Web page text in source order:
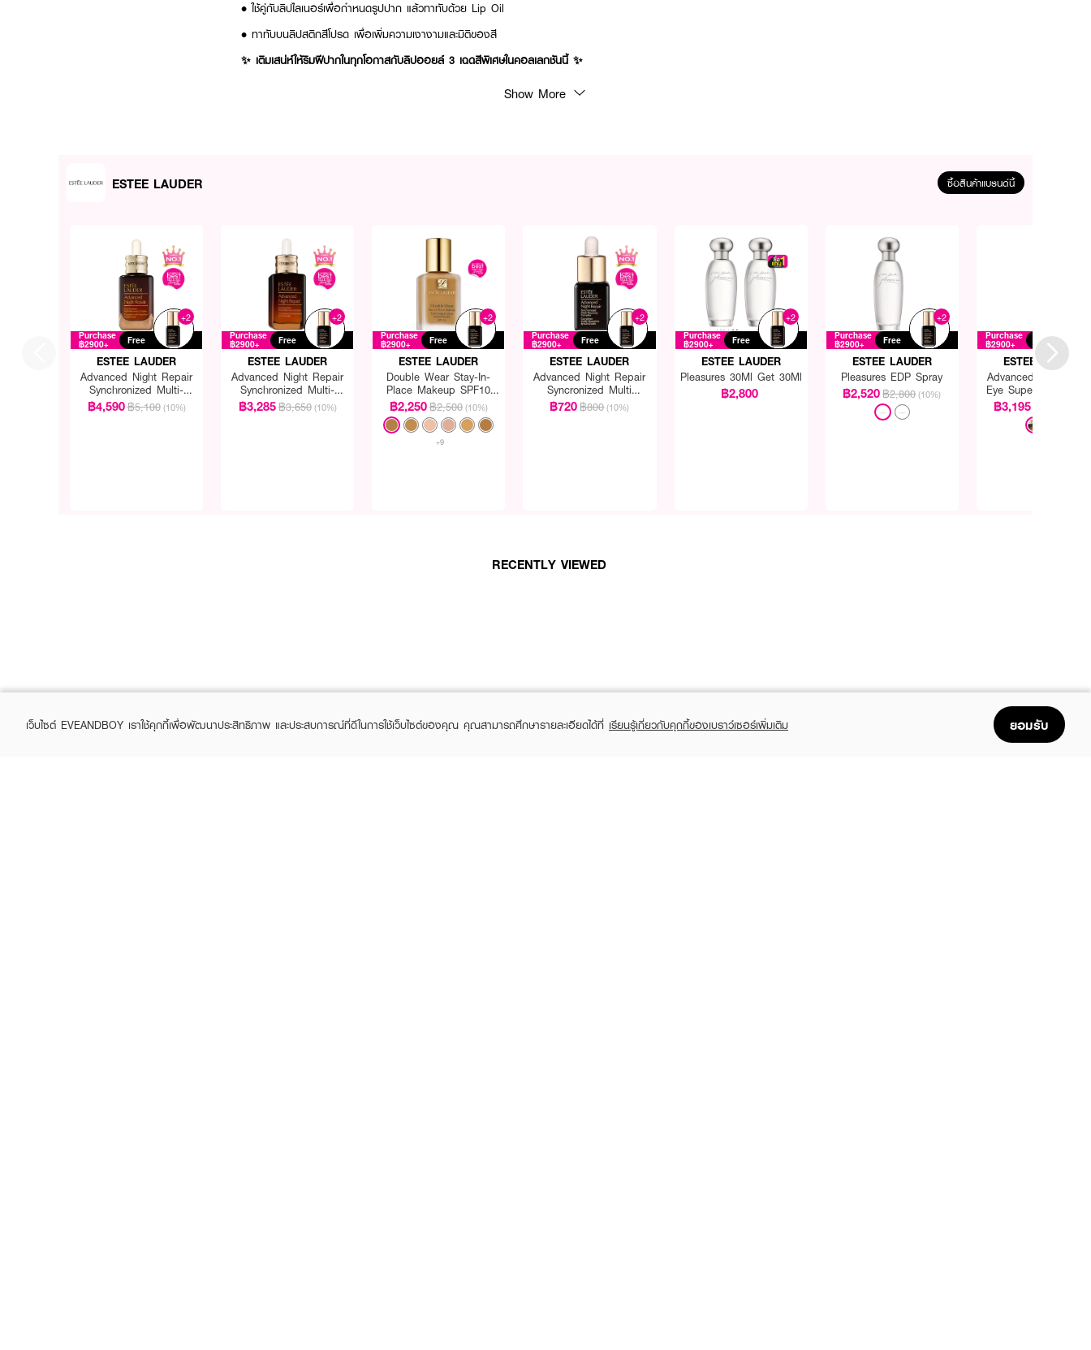
• ใช้คู่กับลิปไลเนอร์เพื่อกำหนดรูปปาก แล้วทาทับด้วย Lip Oil
• ทาทับบนลิปสติกสีโปรด เพื่อเพิ่มความเงางามและมิติของสี
✨ เติมเสน่ห์ให้ริมฝีปากในทุกโอกาสกับลิปออยล์ 3 เฉดสีพิเศษในคอลเลกชันนี้ ✨
Show More
ESTEE LAUDER ซื้อสินค้าแบรนด์นี้
Purchase
฿2900+ Free
+2
ESTEE LAUDER
Advanced Night Repair
Synchronized Multi-
Recovery Complex
฿4,590฿5,100 (10%)
Purchase
฿2900+ Free
+2
ESTEE LAUDER
Advanced Night Repair
Synchronized Multi-
Recovery Complex
฿3,285฿3,650 (10%)
Purchase
฿2900+ Free
+2
ESTEE LAUDER
Double Wear Stay-In-
Place Makeup SPF10
PA++
฿2,250฿2,500 (10%)
+9
Purchase
฿2900+ Free
+2
ESTEE LAUDER
Advanced Night Repair
Syncronized Multi
Recovery Complex
฿720฿800 (10%)
Purchase
฿2900+ Free
+2
ESTEE LAUDER
Pleasures 30Ml Get 30Ml
฿2,800
Purchase
฿2900+ Free
+2
ESTEE LAUDER
Pleasures EDP Spray
฿2,520฿2,800 (10%)
Purchase
฿2900+ Free
ESTEE LAUDER
Advanced Night
Eye Supercharged
Creme
Multi-Recovery
฿3,195
RECENTLY VIEWED
เว็บไซต์ EVEANDBOY เราใช้คุกกี้เพื่อพัฒนาประสิทธิภาพ และประสบการณ์ที่ดีในการใช้เว็บไซต์ของคุณ คุณสามารถศึกษารายละเอียดได้ที่ เรียนรู้เกี่ยวกับคุกกี้ของเบราว์เซอร์เพิ่มเติม ยอมรับ